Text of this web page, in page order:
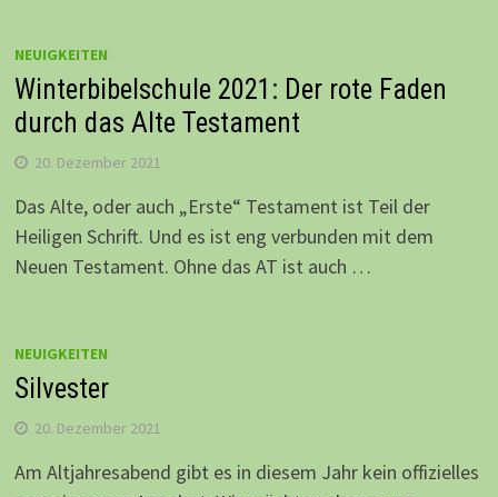
NEUIGKEITEN
Winterbibelschule 2021: Der rote Faden
durch das Alte Testament
20. Dezember 2021
Das Alte, oder auch „Erste“ Testament ist Teil der
Heiligen Schrift. Und es ist eng verbunden mit dem
Neuen Testament. Ohne das AT ist auch …
NEUIGKEITEN
Silvester
20. Dezember 2021
Am Altjahresabend gibt es in diesem Jahr kein offizielles